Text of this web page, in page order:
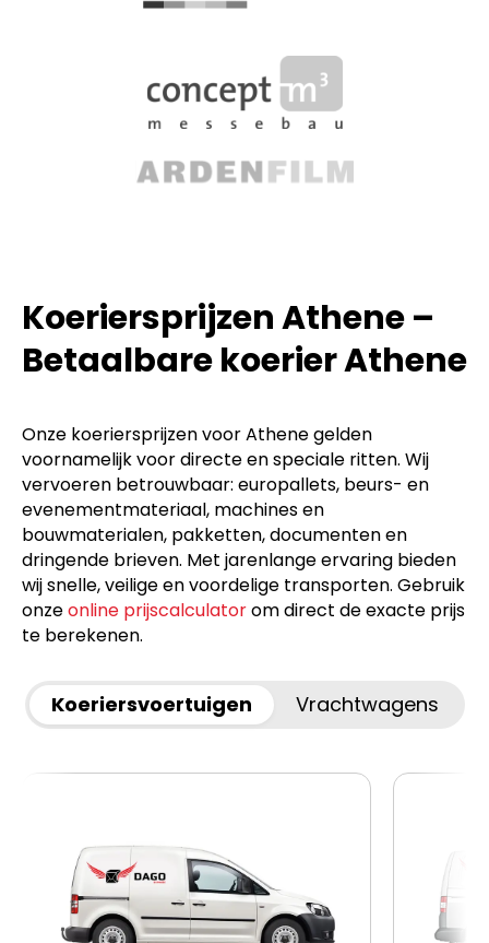
Koeriersprijzen Athene –
Betaalbare koerier Athene
Onze koeriersprijzen voor Athene gelden
voornamelijk voor directe en speciale ritten. Wij
vervoeren betrouwbaar: europallets, beurs- en
evenementmateriaal, machines en
bouwmaterialen, pakketten, documenten en
dringende brieven. Met jarenlange ervaring bieden
wij snelle, veilige en voordelige transporten. Gebruik
onzeonline prijscalculatorom direct de exacte prijs
te berekenen.
Koeriersvoertuigen Vrachtwagens